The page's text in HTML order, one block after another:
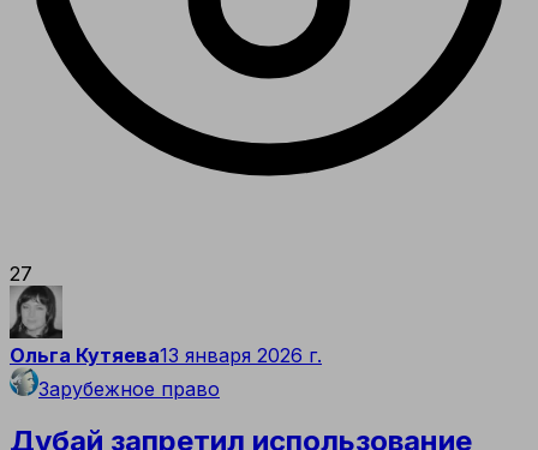
27
Ольга Кутяева13 января 2026 г.
Зарубежное право
Дубай запретил использование